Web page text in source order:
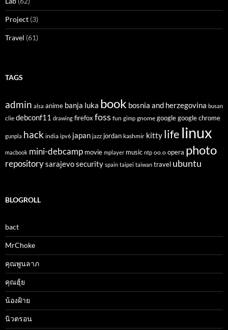
Project (3)
Travel (61)
TAGS
admin alsa anime banja luka book bosnia and herzegovina busan
clie debconf11 drawing firefoxfoss fun gimp gnome google google chrome
gunpla hack india ipv6 japan jazz jordan kashmir kitty life linux
macbook mini-debcamp movie mplayer music ntp oo.o opera photo
repositorysarajevosecurity spain taipei taiwan travel ubuntu
BLOGROLL
bact
MrChoke
คุณพูนลาภ
คุณฮุ้ย
น้องฝ้าย
นิวตรอน